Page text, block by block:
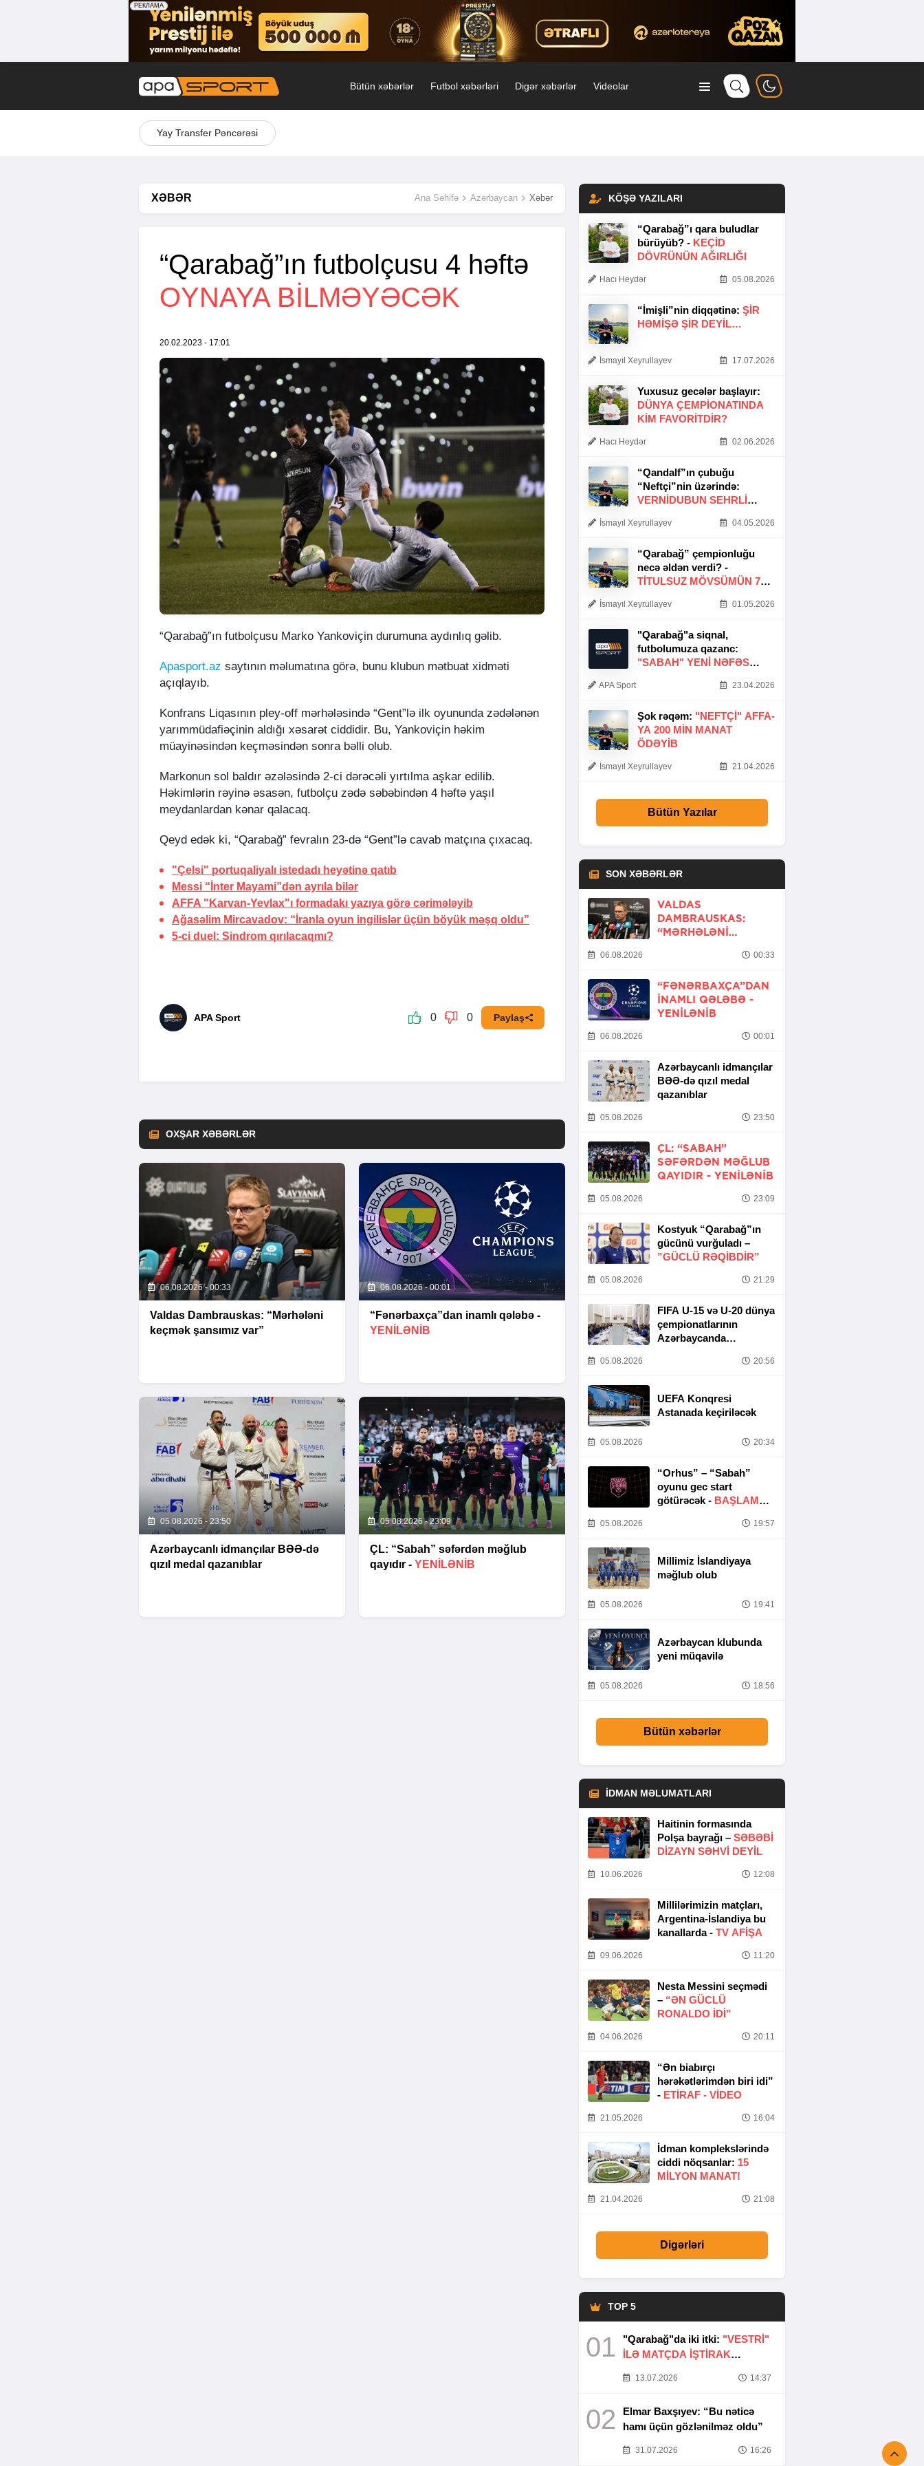
Bütün xəbərlər Futbol xəbərləri Digər xəbərlər Videolar
Yay Transfer Pəncərəsi
XƏBƏR Ana Səhifə Azərbaycan Xəbər
“Qarabağ”ın futbolçusu 4 həftə
OYNAYA BILMƏYƏCƏK
20.02.2023 - 17:01
“Qarabağ”ın futbolçusu Marko Yankoviçin durumuna aydınlıq gəlib.
Apasport.az saytının məlumatına görə, bunu klubun mətbuat xidməti
açıqlayıb.
Konfrans Liqasının pley-off mərhələsində “Gent”lə ilk oyununda zədələnən
yarımmüdafiəçinin aldığı xəsarət ciddidir. Bu, Yankoviçin həkim
müayinəsindən keçməsindən sonra bəlli olub.
Markonun sol baldır əzələsində 2-ci dərəcəli yırtılma aşkar edilib.
Həkimlərin rəyinə əsasən, futbolçu zədə səbəbindən 4 həftə yaşıl
meydanlardan kənar qalacaq.
Qeyd edək ki, “Qarabağ” fevralın 23-də “Gent”lə cavab matçına çıxacaq.
"Çelsi" portuqaliyalı istedadı heyətinə qatıb
Messi “İnter Mayami”dən ayrıla bilər
AFFA "Karvan-Yevlax"ı formadakı yazıya görə cərimələyib
Ağasəlim Mircavadov: “İranla oyun ingilislər üçün böyük məşq oldu”
5-ci duel: Sindrom qırılacaqmı?
APA Sport 0 0 Paylaş
OXŞAR XƏBƏRLƏR
06.08.2026 - 00:33
Valdas Dambrauskas: “Mərhələni
keçmək şansımız var”
06.08.2026 - 00:01
“Fənərbaxça”dan inamlı qələbə -
YENİLƏNİB
05.08.2026 - 23:50
Azərbaycanlı idmançılar BƏƏ-də
qızıl medal qazanıblar
05.08.2026 - 23:09
ÇL: “Sabah” səfərdən məğlub
qayıdır - YENİLƏNİB
KÖŞƏ YAZILARI
“Qarabağ”ı qara buludlar
bürüyüb? - KEÇID
DÖVRÜNÜN AĞIRLIĞI
Hacı Heydər 05.08.2026
“İmişli”nin diqqətinə: ŞIR
HƏMIŞƏ ŞIR DEYIL…
İsmayıl Xeyrullayev 17.07.2026
Yuxusuz gecələr başlayır:
DÜNYA ÇEMPIONATINDA
KIM FAVORITDIR?
Hacı Heydər 02.06.2026
“Qandalf”ın çubuğu
“Neftçi”nin üzərində:
VERNİDUBUN SEHRLİ
İsmayıl Xeyrullayev 04.05.2026
“Qarabağ” çempionluğu
necə əldən verdi? -
TITULSUZ MÖVSÜMÜN 7
İsmayıl Xeyrullayev 01.05.2026
"Qarabağ"a siqnal,
futbolumuza qazanc:
"SABAH" YENI NƏFƏS
APA Sport 23.04.2026
Şok rəqəm: "NEFTÇI" AFFA-
YA 200 MIN MANAT
ÖDƏYIB
İsmayıl Xeyrullayev 21.04.2026
Bütün Yazılar
SON XƏBƏRLƏR
VALDAS
DAMBRAUSKAS:
“MƏRHƏLƏNI
06.08.2026 00:33
“FƏNƏRBAXÇA”DAN
INAMLI QƏLƏBƏ -
YENİLƏNİB
06.08.2026 00:01
Azərbaycanlı idmançılar
BƏƏ-də qızıl medal
qazanıblar
05.08.2026 23:50
ÇL: “SABAH”
SƏFƏRDƏN MƏĞLUB
QAYIDIR - YENİLƏNİB
05.08.2026 23:09
Kostyuk “Qarabağ”ın
gücünü vurğuladı –
”GÜCLÜ RƏQİBDİR”
05.08.2026 21:29
FIFA U-15 və U-20 dünya
çempionatlarının
Azərbaycanda
Təşkilat Komitəsinin
05.08.2026 20:56
UEFA Konqresi
Astanada keçiriləcək
05.08.2026 20:34
“Orhus” – “Sabah”
oyunu gec start
götürəcək - BAŞLAMA
05.08.2026 19:57
Millimiz İslandiyaya
məğlub olub
05.08.2026 19:41
Azərbaycan klubunda
yeni müqavilə
05.08.2026 18:56
Bütün xəbərlər
İDMAN MƏLUMATLARI
Haitinin formasında
Polşa bayrağı – SƏBƏBI
DIZAYN SƏHVI DEYIL
10.06.2026 12:08
Millilərimizin matçları,
Argentina-İslandiya bu
kanallarda - TV AFİŞA
09.06.2026 11:20
Nesta Messini seçmədi
– “ƏN GÜCLÜ
RONALDO IDI”
04.06.2026 20:11
“Ən biabırçı
hərəkətlərimdən biri idi”
- ETIRAF - VİDEO
21.05.2026 16:04
İdman komplekslərində
ciddi nöqsanlar: 15
MILYON MANAT!
21.04.2026 21:08
Digərləri
TOP 5
01 "Qarabağ"da iki itki: "VESTRİ"
İLƏ MATÇDA İŞTİRAK
13.07.2026 14:37
02
Elmar Baxşıyev: “Bu nəticə
hamı üçün gözlənilməz oldu”
31.07.2026 16:26